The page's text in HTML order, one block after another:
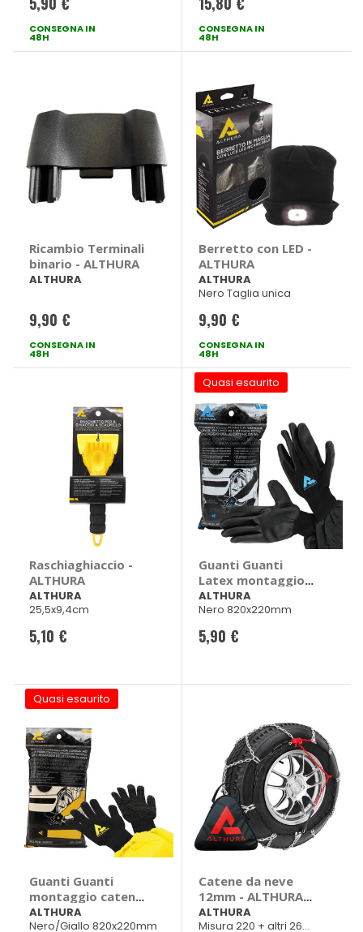
CONSEGNA IN
48H
CONSEGNA IN
48H
Ricambio Terminali
binario - ALTHURA
ALTHURA
9,90 €
CONSEGNA IN
48H
Berretto con LED -
ALTHURA
ALTHURA
Nero Taglia unica
9,90 €
CONSEGNA IN
48H
Raschiaghiaccio -
ALTHURA
ALTHURA
25,5x9,4cm
5,10 €
Quasi esaurito
Guanti Guanti
Latex montaggio
catene - ALTHURA
ALTHURA
Nero 820x220mm
5,90 €
Quasi esaurito
Guanti Guanti
montaggio catene
- ALTHURA
ALTHURA
Nero/Giallo 820x220mm
Catene da neve
12mm - ALTHURA
Citroen Jumper,
Fiat Ducato, Ford
ALTHURA
Misura 220 + altri 26